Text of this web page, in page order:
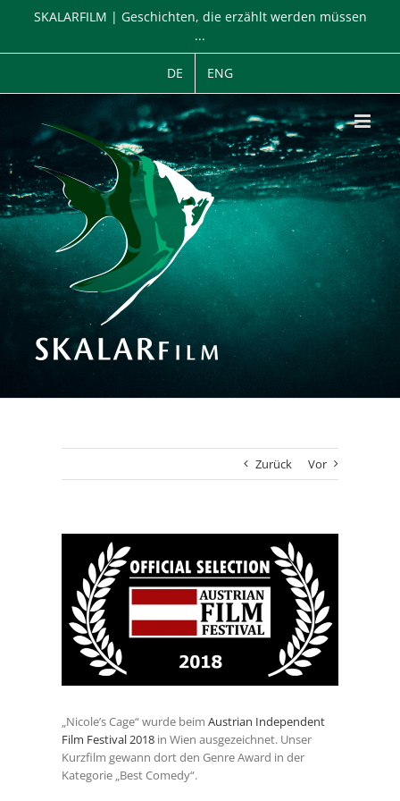
SKALARFILM | Geschichten, die erzählt werden müssen
...
DE ENG
Zurück Vor
grösseres
„Nicole’s Cage“ wurde beim Austrian Independent
Film Festival 2018in Wien ausgezeichnet. Unser
Kurzfilm gewann dort den Genre Award in der
Kategorie „Best Comedy“.